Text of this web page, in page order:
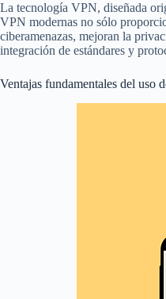
La tecnología VPN, diseñada
VPN modernas no sólo
ciberamenazas, mejoran la
integración de estándares y
Ventajas fundamentales del uso